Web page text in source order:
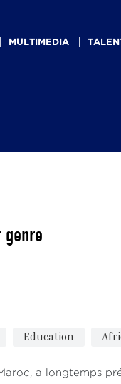
MULTIMEDIA
Education
a longtemps